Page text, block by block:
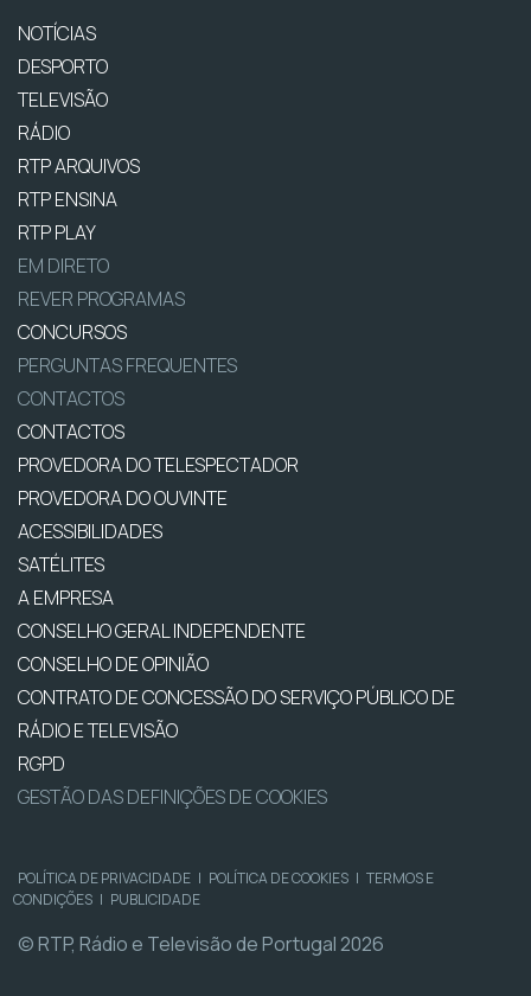
NOTÍCIAS
DESPORTO
TELEVISÃO
RÁDIO
RTP ARQUIVOS
RTP ENSINA
RTP PLAY
EM DIRETO
REVER PROGRAMAS
CONCURSOS
PERGUNTAS FREQUENTES
CONTACTOS
CONTACTOS
PROVEDORA DO TELESPECTADOR
PROVEDORA DO OUVINTE
ACESSIBILIDADES
SATÉLITES
A EMPRESA
CONSELHO GERAL INDEPENDENTE
CONSELHO DE OPINIÃO
CONTRATO DE CONCESSÃO DO SERVIÇO PÚBLICO DE
RÁDIO E TELEVISÃO
RGPD
GESTÃO DAS DEFINIÇÕES DE COOKIES
POLÍTICA DE PRIVACIDADE | POLÍTICA DE COOKIES | TERMOS E
CONDIÇÕES | PUBLICIDADE
© RTP, Rádio e Televisão de Portugal 2026